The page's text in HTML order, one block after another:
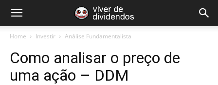
Home Investir Análise Fundamentalista
Como analisar o preço de
uma ação – DDM